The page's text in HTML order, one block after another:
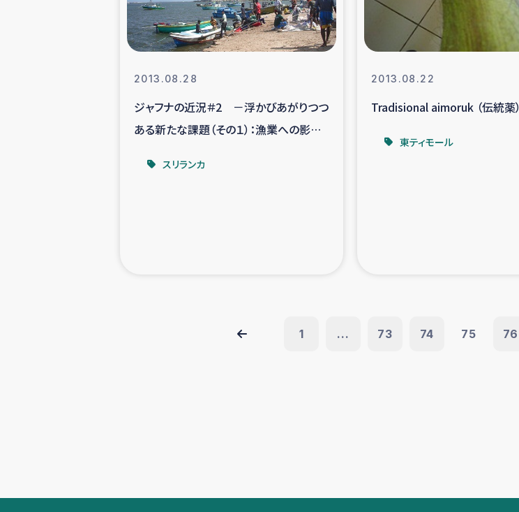
ベイルート大規模爆発被災者支援
アグロフォレストリー（カカオ）事業
2013.08.28
ジャフナの近況＃2 －浮かびあがりつつ
ある新たな課題（その１）：漁業への影響
スリランカ
2013.08.22
Tradisional aimoruk （伝統薬）
東ティモール
1 ... 73 74 75 76